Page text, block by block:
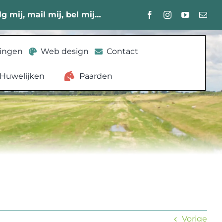
mij, mail mij, bel mij…
Web design Contact
Huwelijken Paarden
Vorige